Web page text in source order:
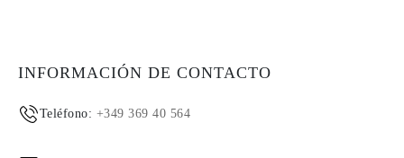
INFORMACIÓN DE CONTACTO
Teléfono: +349 369 40 564